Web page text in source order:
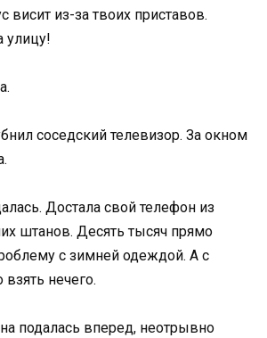
висит из-за твоих приставов.
улицу!
соседский телевизор. За окном
Достала свой телефон из
штанов. Десять тысяч прямо
с зимней одеждой. А с
нечего.
подалась вперед, неотрывно